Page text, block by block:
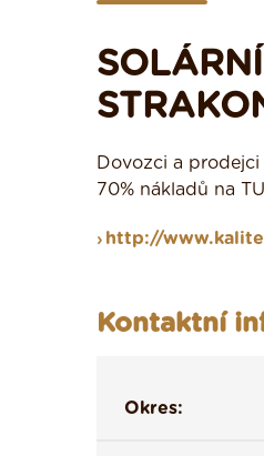
Dovozci a
70% nákladů na
http://
Kontaktní
Okres: